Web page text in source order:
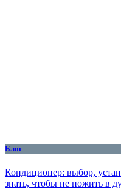
Блог
Кондиционер: выбор,
знать, чтобы не пожить в